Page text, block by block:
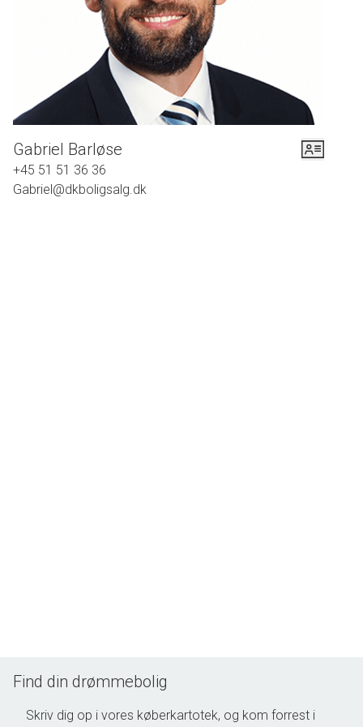
gøremål let kan udføres.
Ejendommen er fra 1964, og den har mange af de klassiske 60’er-
egenskaber, som er gået hen og blevet moderne igen. Den har en enkel,
arkitektonisk udformning, hvor rene linjer er i fokus. Huset er omkranset af en
lukket havegrund, som er virkelig dejlig. Den er nemlig flot anlagt med
kroner. De lune sommerdage kan tilbringes på en af de mange hyggekroge,
hvor især den store, sydvestvendte terrasse udmærker sig.
Gabriel Barløse
+45 51 51 36 36
Gabriel@dkboligsalg.dk
Find din drømmebolig
Skriv dig op i vores køberkartotek, og kom forrest i